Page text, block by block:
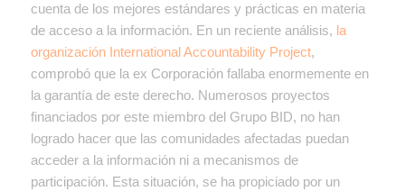
cuenta de los mejores estándares y prácticas en materia
de acceso a la información. En un reciente análisis, la
organización International Accountability Project,
comprobó que la ex Corporación fallaba enormemente en
la garantía de este derecho. Numerosos proyectos
financiados por este miembro del Grupo BID, no han
logrado hacer que las comunidades afectadas puedan
acceder a la información ni a mecanismos de
participación. Esta situación, se ha propiciado por un